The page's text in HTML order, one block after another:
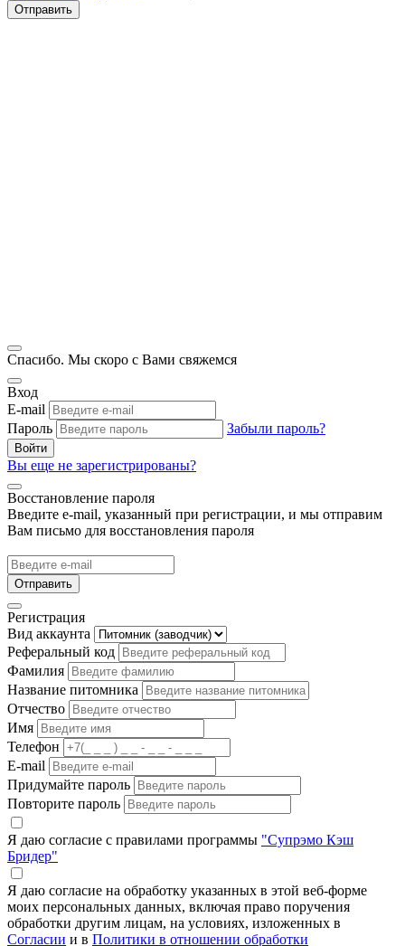
Спасибо. Мы скоро с Вами свяжемся
Вход
E-mail
Пароль
Забыли пароль?
Войти
Вы еще не зарегистрированы?
Восстановление пароля
Введите e-mail, указанный при регистрации, и мы отправим
Вам письмо для восстановления пароля
Отправить
Регистрация
Вид аккаунта
Реферальный код
Фамилия
Название питомника
Отчество
Имя
Телефон
E-mail
Придумайте пароль
Повторите пароль
Я даю согласие с правилами программы "Супрэмо Кэш
Бридер"
Я даю согласие на обработку указанных в этой веб-форме
моих персональных данных, включая право поручения
обработки другим лицам, на условиях, изложенных в
Согласии и в Политики в отношении обработки